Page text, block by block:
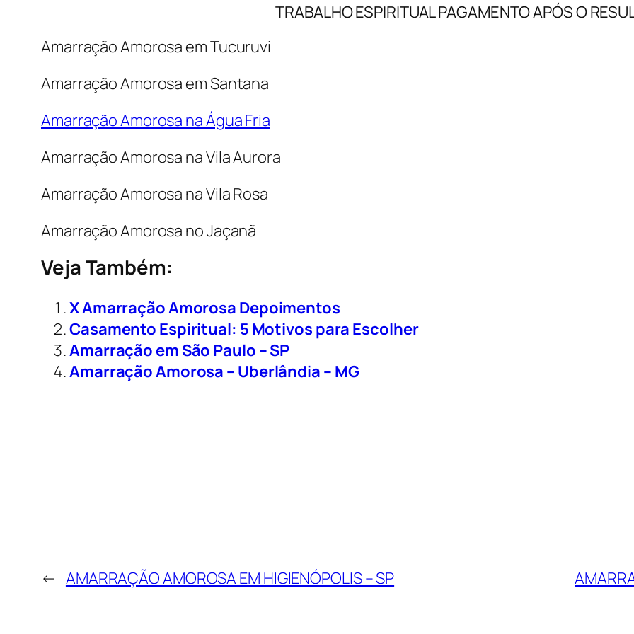
TRABALHO ESPIRITUAL PAGAMENTO APÓS O
Amarração Amorosa em Tucuruvi
Amarração Amorosa em Santana
Amarração Amorosa na Água Fria
Amarração Amorosa na Vila Aurora
Amarração Amorosa na Vila Rosa
Amarração Amorosa no Jaçanã
Veja Também:
X Amarração Amorosa Depoimentos
Casamento Espiritual: 5 Motivos para Escolher
Amarração em São Paulo – SP
Amarração Amorosa – Uberlândia – MG
← AMARRAÇÃO AMOROSA EM HIGIENÓPOLIS – SP